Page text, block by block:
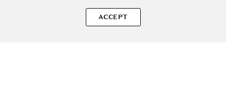
Produse autentice, conforme UE, alese responsabil.
ACCEPT